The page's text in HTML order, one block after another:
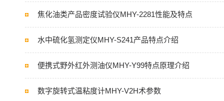
焦化油类产品密度试验仪MHY-2281性能及特点
水中硫化氢测定仪MHY-S241产品特点介绍
便携式野外红外测油仪MHY-Y99特点原理介绍
数字旋转式温粘度计MHY-V2H术参数